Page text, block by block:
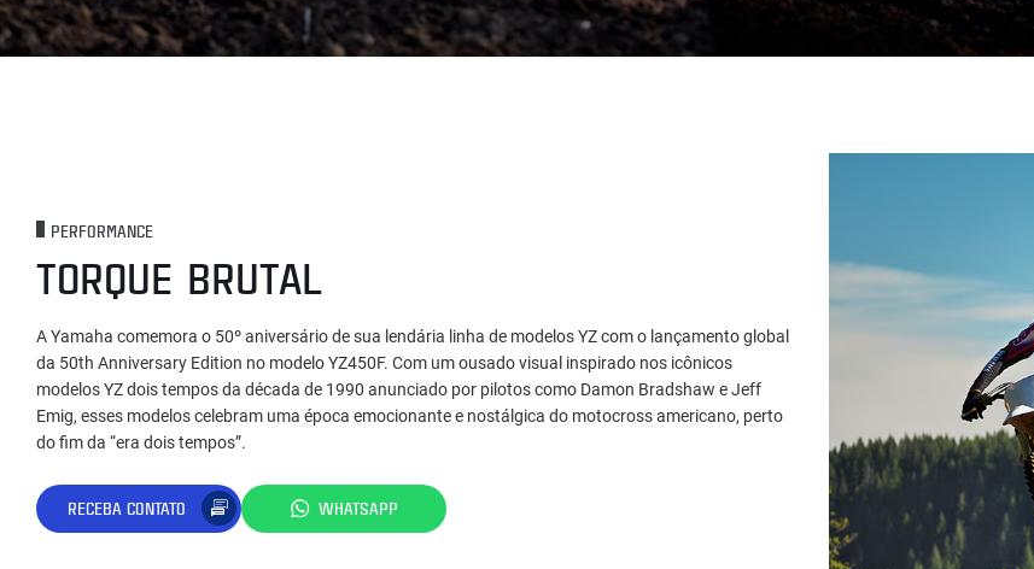
PERFORMANCE
TORQUE BRUTAL
A Yamaha comemora o 50º aniversário de sua lendária linha de modelos YZ com o lançamento global
da 50th Anniversary Edition no modelo YZ450F. Com um ousado visual inspirado nos icônicos
modelos YZ dois tempos da década de 1990 anunciado por pilotos como Damon Bradshaw e Jeff
Emig, esses modelos celebram uma época emocionante e nostálgica do motocross americano, perto
do fim da “era dois tempos”.
RECEBA CONTATO WHATSAPP